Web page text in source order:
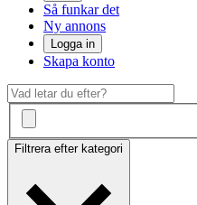
Så funkar det
Ny annons
Logga in
Skapa konto
Filtrera efter kategori